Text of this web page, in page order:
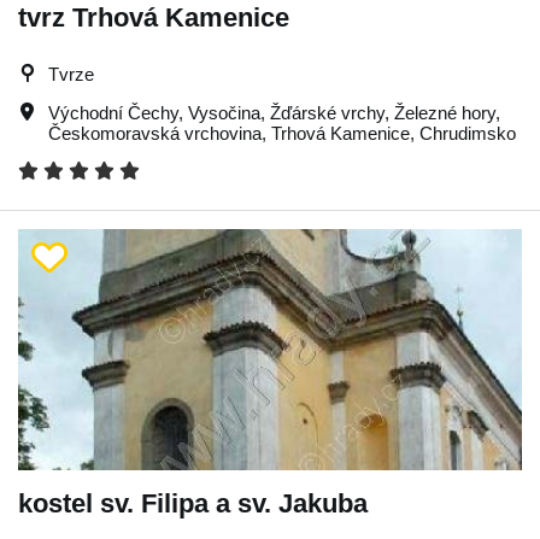
tvrz Trhová Kamenice
Tvrze
Východní Čechy, Vysočina, Žďárské vrchy, Železné hory,
Českomoravská vrchovina, Trhová Kamenice, Chrudimsko
kostel sv. Filipa a sv. Jakuba